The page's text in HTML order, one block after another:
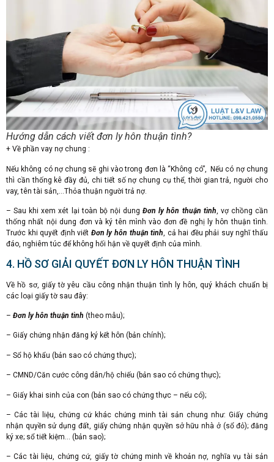
Hướng dẫn cách viết đơn ly hôn thuận tình?
+ Về phần vay nợ chung :
Nếu không có nợ chung sẽ ghi vào trong đơn là “Không có”, Nếu có nợ chung
thì cần thống kê đầy đủ, chi tiết số nợ chung cụ thể, thời gian trả, người cho
vay, tên tài sản,…Thỏa thuận người trả nợ.
– Sau khi xem xét lại toàn bộ nội dungĐơn ly hôn thuận tình, vợ chồng cần
thống nhất nội dung đơn và ký tên mình vào đơn đề nghị ly hôn thuận tình.
Trước khi quyết định viết Đơn ly hôn thuận tình, cả hai đều phải suy nghĩ thấu
đáo, nghiêm túc để không hối hận về quyết định của mình.
4. HỒ SƠ GIẢI QUYẾT ĐƠN LY HÔN THUẬN TÌNH
Về hồ sơ, giấy tờ yêu cầu công nhận thuận tình ly hôn, quý khách chuẩn bị
các loại giấy tờ sau đây:
– Đơn ly hôn thuận tình (theo mẫu);
– Giấy chứng nhận đăng ký kết hôn (bản chính);
– Sổ hộ khẩu (bản sao có chứng thực);
– CMND/Căn cước công dân/hộ chiếu (bản sao có chứng thực);
– Giấy khai sinh của con (bản sao có chứng thực – nếu có);
– Các tài liệu, chứng cứ khác chứng minh tài sản chung như: Giấy chứng
nhận quyền sử dụng đất, giấy chứng nhận quyền sở hữu nhà ở (sổ đỏ); đăng
ký xe; sổ tiết kiệm… (bản sao);
– Các tài liệu, chứng cứ, giấy tờ chứng minh về khoản nợ, nghĩa vụ tài sản